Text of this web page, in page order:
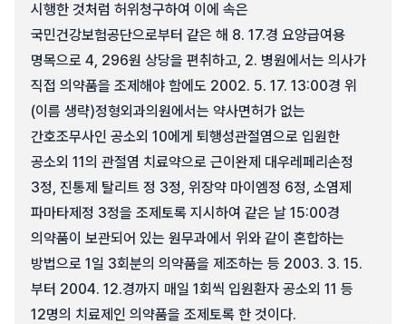
시행한 것처럼 허위청구하여 이에 속은
국민건강보험공단으로부터 같은 해 8. 17.경 요양급여용
명목으로 4, 296원 상당을 편취하고, 2. 병원에서는 의사가
직접 의약품을 조제해야 함에도 2002. 5. 17. 13:00경 위
(이름 생략)정형외과의원에서는 약사면허가 없는
간호조무사인 공소외 10에게 퇴행성관절염으로 입원한
공소외 11의 관절염 치료약으로 근이완제 대우레페리손정
3정, 진통제 탈리트 정 3정, 위장약 마이엠정 6정, 소염제
파마타제정 3정을 조제토록 지시하여 같은 날 15:00경
의약품이 보관되어 있는 원무과에서 위와 같이 혼합하는
방법으로 1일 3회분의 의약품을 제조하는 등 2003. 3. 15.
부터 2004. 12.경까지 매일 1회씩 입원환자 공소외 11 등
12명의 치료제인 의약품을 조제토록 한 것이다.